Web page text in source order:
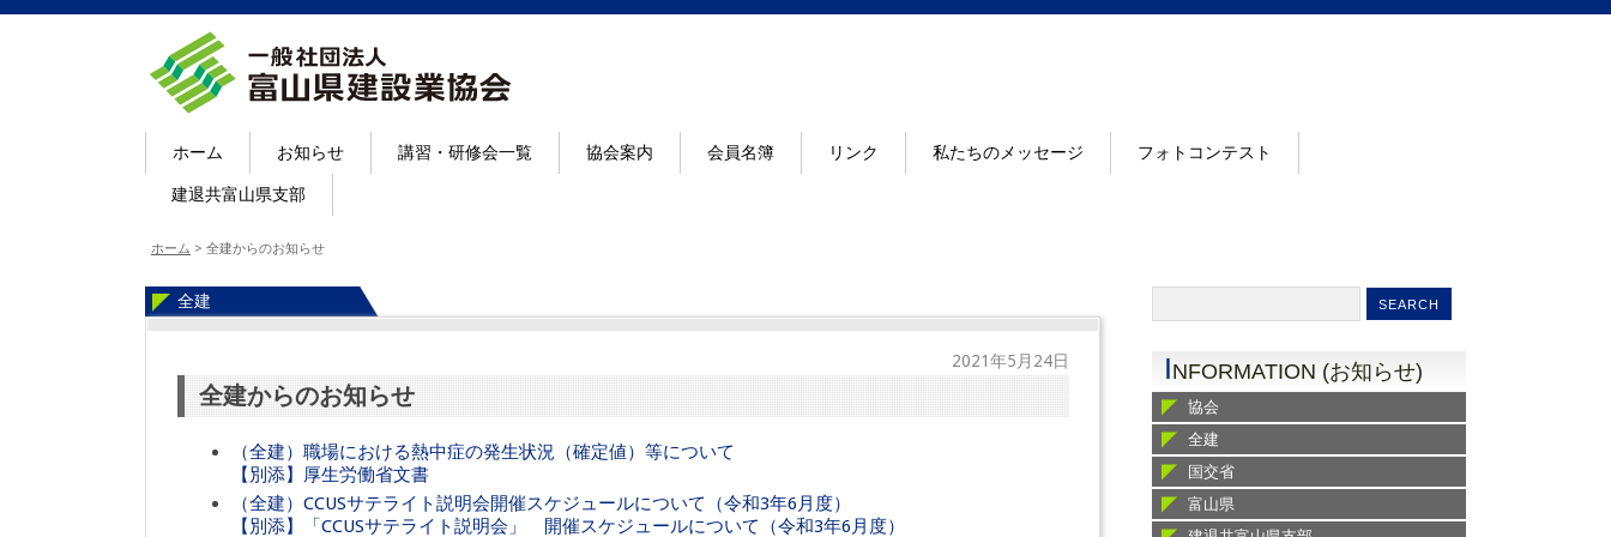
ホーム お知らせ 講習・研修会一覧 協会案内 会員名簿 リンク 私たちのメッセージ フォトコンテスト
建退共富山県支部
ホーム > 全建からのお知らせ
全建
2021年5月24日
全建からのお知らせ
（全建）職場における熱中症の発生状況（確定値）等について
【別添】厚生労働省文書
（全建）CCUSサテライト説明会開催スケジュールについて（令和3年6月度）
【別添】「CCUSサテライト説明会」 開催スケジュールについて（令和3年6月度）
INFORMATION (お知らせ)
協会
全建
国交省
富山県